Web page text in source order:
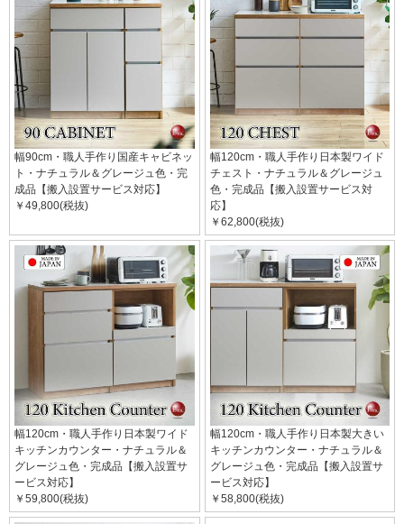
幅90cm・職人手作り国産キャビネッ
ト・ナチュラル＆グレージュ色・完
成品【搬入設置サービス対応】
￥49,800(税抜)
幅120cm・職人手作り日本製ワイド
チェスト・ナチュラル＆グレージュ
色・完成品【搬入設置サービス対
応】
￥62,800(税抜)
幅120cm・職人手作り日本製ワイド
キッチンカウンター・ナチュラル＆
グレージュ色・完成品【搬入設置サ
ービス対応】
￥59,800(税抜)
幅120cm・職人手作り日本製大きい
キッチンカウンター・ナチュラル＆
グレージュ色・完成品【搬入設置サ
ービス対応】
￥58,800(税抜)